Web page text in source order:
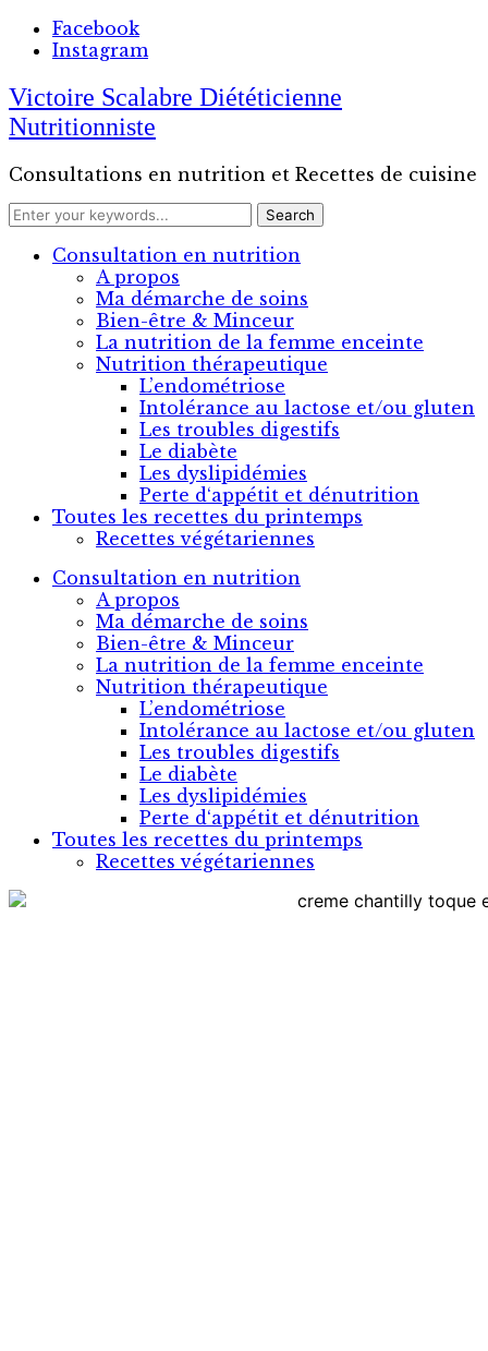
Facebook
Instagram
Victoire Scalabre Diététicienne
Nutritionniste
Consultations en nutrition et Recettes de cuisine
Consultation en nutrition
A propos
Ma démarche de soins
Bien-être & Minceur
La nutrition de la femme enceinte
Nutrition thérapeutique
L’endométriose
Intolérance au lactose et/ou gluten
Les troubles digestifs
Le diabète
Les dyslipidémies
Perte d‘appétit et dénutrition
Toutes les recettes du printemps
Recettes végétariennes
Consultation en nutrition
A propos
Ma démarche de soins
Bien-être & Minceur
La nutrition de la femme enceinte
Nutrition thérapeutique
L’endométriose
Intolérance au lactose et/ou gluten
Les troubles digestifs
Le diabète
Les dyslipidémies
Perte d‘appétit et dénutrition
Toutes les recettes du printemps
Recettes végétariennes